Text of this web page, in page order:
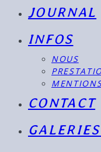
JOURNAL
INFOS
NOUS
CONTACT